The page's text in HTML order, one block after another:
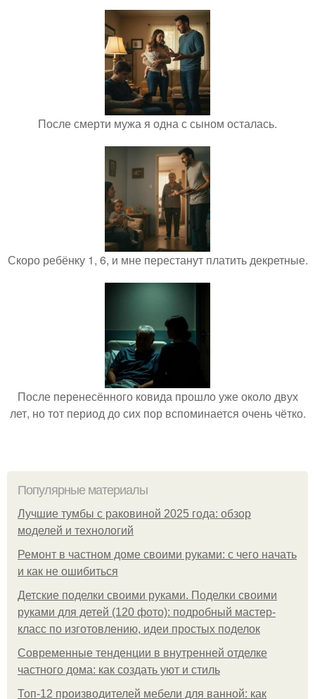
После смерти мужа я одна с сыном осталась.
Скоро ребёнку 1, 6, и мне перестанут платить декретные.
После перенесённого ковида прошло уже около двух
лет, но тот период до сих пор вспоминается очень чётко.
Популярные материалы
Лучшие тумбы с раковиной 2025 года: обзор
моделей и технологий
Ремонт в частном доме своими руками: с чего начать
и как не ошибиться
Детские поделки своими руками. Поделки своими
руками для детей (120 фото): подробный мастер-
класс по изготовлению, идеи простых поделок
Современные тенденции в внутренней отделке
частного дома: как создать уют и стиль
Топ-12 производителей мебели для ванной: как